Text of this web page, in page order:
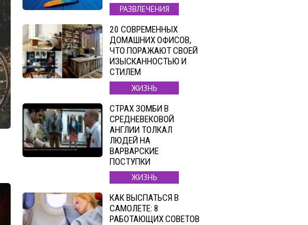
РАЗВЛЕЧЕНИЯ
20 СОВРЕМЕННЫХ
ДОМАШНИХ ОФИСОВ,
ЧТО ПОРАЖАЮТ СВОЕЙ
ИЗЫСКАННОСТЬЮ И
СТИЛЕМ
ЖИЗНЬ
СТРАХ ЗОМБИ В
СРЕДНЕВЕКОВОЙ
АНГЛИИ ТОЛКАЛ
ЛЮДЕЙ НА
ВАРВАРСКИЕ
ПОСТУПКИ
ЖИЗНЬ
КАК ВЫСПАТЬСЯ В
САМОЛЕТЕ: 8
РАБОТАЮЩИХ СОВЕТОВ